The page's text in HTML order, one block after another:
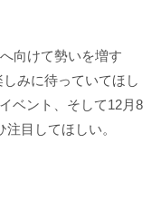
向けて勢いを増す
みに待っていてほし
ベント、そして12月8
目してほしい。